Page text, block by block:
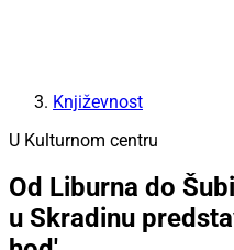
Književnost
U Kulturnom centru
Od Liburna do
u Skradinu